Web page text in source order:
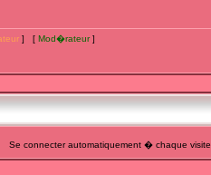
] [ Mod�rateur]
connecter automatiquement � chaque visite